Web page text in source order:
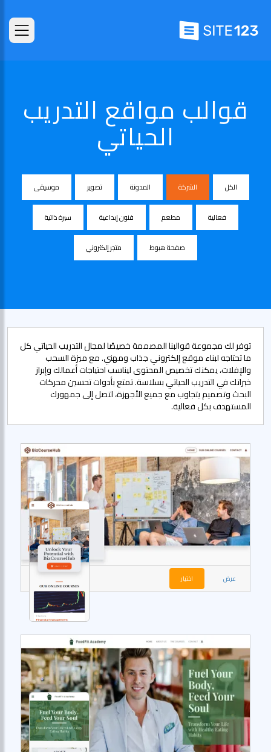
قوالب مواقع التدريب
الحياتي
الكل الشركة المدونة تصوير موسيقى
فعالية مطعم فنون إبداعية سيرة ذاتية
صفحة هبوط متجر إلكتروني
توفر لك مجموعة قوالبنا المصممة خصيصًا لمجال التدريب الحياتي كل
ما تحتاجه لبناء موقع إلكتروني جذاب ومهني. مع ميزة السحب
والإفلات، يمكنك تخصيص المحتوى ليناسب احتياجات أعمالك وإبراز
خبراتك في التدريب الحياتي بسلاسة. تمتع بأدوات تحسين محركات
البحث وتصميم يتجاوب مع جميع الأجهزة، لتصل إلى جمهورك
المستهدف بكل فعالية.
عرض اختيار